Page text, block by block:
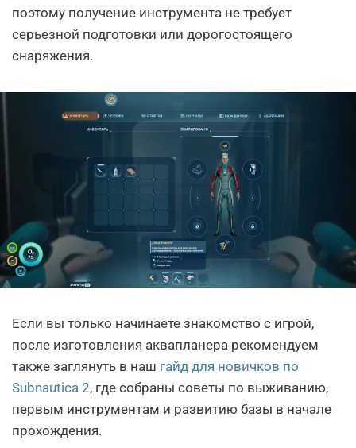
поэтому получение инструмента не требует
серьезной подготовки или дорогостоящего
снаряжения.
Если вы только начинаете знакомство с игрой,
после изготовления аквапланера рекомендуем
также заглянуть в наш гайд для новичков по
Subnautica 2, где собраны советы по выживанию,
первым инструментам и развитию базы в начале
прохождения.